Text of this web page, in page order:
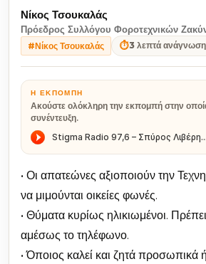
Νίκος Τσουκαλάς
Πρόεδρος Συλλόγου Φοροτεχνικών
#Νίκος Τσουκαλάς ⏱3 λεπτά
Η ΕΚΠΟΜΠΉ
Ακούστε ολόκληρη την εκπομπή στην
συνέντευξη.
• Οι απατεώνες αξιοποιούν την
να μιμούνται οικείες φωνές.
• Θύματα κυρίως ηλικιωμένοι. Πρέπει
αμέσως το τηλέφωνο.
• Όποιος καλεί και ζητά προσωπικά